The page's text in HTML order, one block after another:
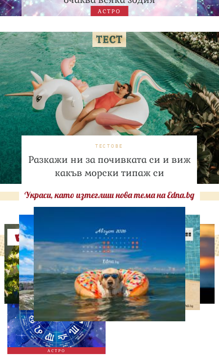
АСТРО
ТЕСТОВЕ
Разкажи ни за почивката си и виж
какъв морски типаж си
Украси, като изтеглиш нова тема на Edna.bg
Оферти
АСТРО
АСТРОЛОГИЯ
Дневен хороскоп за 6
август, четвъртък